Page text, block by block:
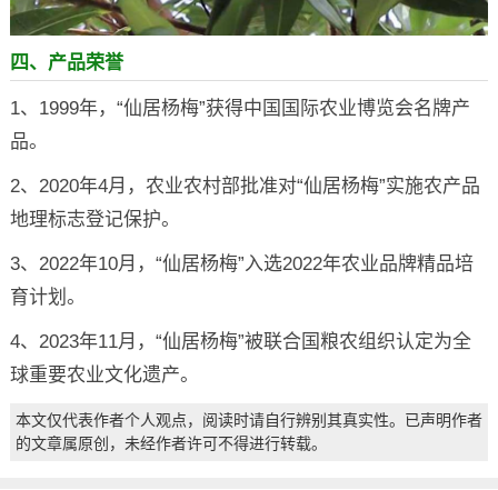
四、产品荣誉
1、1999年，“仙居杨梅”获得中国国际农业博览会名牌产
品。
2、2020年4月，农业农村部批准对“仙居杨梅”实施农产品
地理标志登记保护。
3、2022年10月，“仙居杨梅”入选2022年农业品牌精品培
育计划。
4、2023年11月，“仙居杨梅”被联合国粮农组织认定为全
球重要农业文化遗产。
本文仅代表作者个人观点，阅读时请自行辨别其真实性。已声明作者
的文章属原创，未经作者许可不得进行转载。